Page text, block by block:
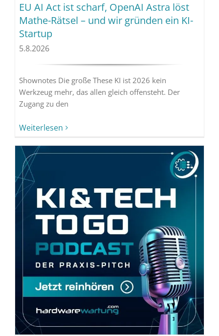
EU AI Act ist scharf, OpenAI Astra löst
Mathe-Rätsel – und wir gründen ein KI-
Startup
5.8.2026
Shownotes Die große These KI ist 2026 kein
Werkzeug mehr, das allen gleich offensteht. Der
Zugang zu den
Weiterlesen